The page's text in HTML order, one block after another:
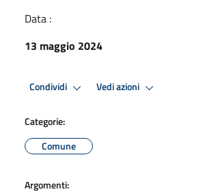
Data :
13 maggio 2024
Condividi Vedi azioni
Categorie:
Comune
Argomenti: